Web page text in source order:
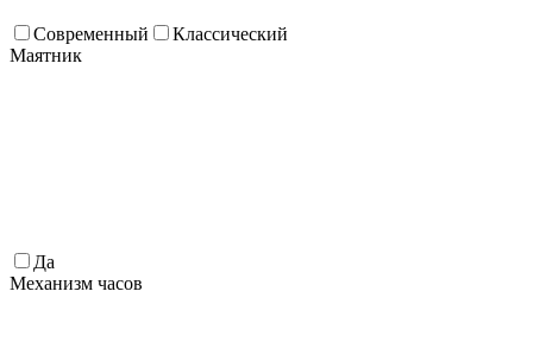
Современный
Классический
Маятник
Да
Механизм часов